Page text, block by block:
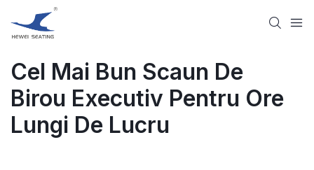
Cel Mai Bun Scaun De
Birou Executiv Pentru Ore
Lungi De Lucru